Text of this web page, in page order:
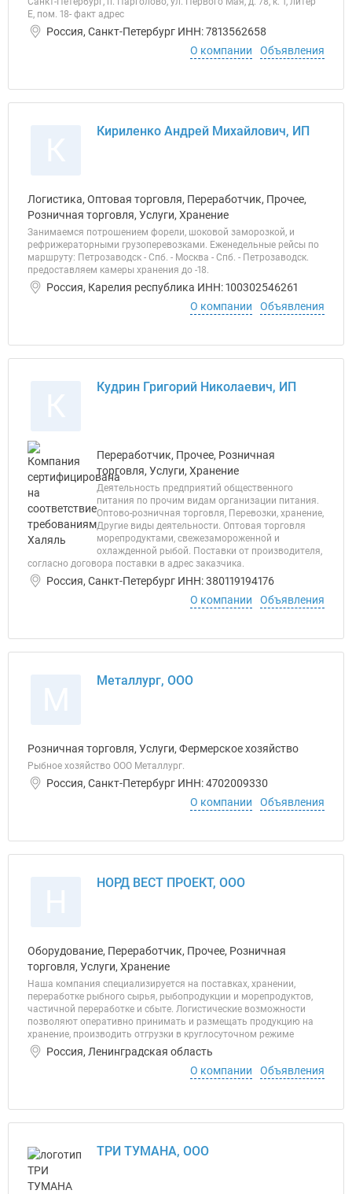
Е, пом. 18- факт адрес
Россия, Санкт-Петербург ИНН: 7813562658
О компании
Объявления
Кириленко Андрей Михайлович, ИП
Логистика, Оптовая торговля, Переработчик, Прочее,
Розничная торговля, Услуги, Хранение
Занимаемся потрошением форели, шоковой заморозкой, и
рефрижераторными грузоперевозками. Еженедельные рейсы по
маршруту: Петрозаводск - Спб. - Москва - Спб. - Петрозаводск.
предоставляем камеры хранения до -18.
Россия, Карелия республика ИНН: 100302546261
О компании
Объявления
Кудрин Григорий Николаевич, ИП
Переработчик, Прочее, Розничная
торговля, Услуги, Хранение
Деятельность предприятий общественного
питания по прочим видам организации питания.
Оптово-розничная торговля, Перевозки, хранение,
Другие виды деятельности. Оптовая торговля
морепродуктами, свежезамороженной и
охлажденной рыбой. Поставки от производителя,
согласно договора поставки в адрес заказчика.
Россия, Санкт-Петербург ИНН: 380119194176
О компании
Объявления
Металлург, ООО
Розничная торговля, Услуги, Фермерское хозяйство
Рыбное хозяйство ООО Металлург.
Россия, Санкт-Петербург ИНН: 4702009330
О компании
Объявления
НОРД ВЕСТ ПРОЕКТ, ООО
Оборудование, Переработчик, Прочее, Розничная
торговля, Услуги, Хранение
Наша компания специализируется на поставках, хранении,
переработке рыбного сырья, рыбопродукции и морепродуктов,
частичной переработке и сбыте. Логистические возможности
позволяют оперативно принимать и размещать продукцию на
хранение, производить отгрузки в круглосуточном режиме
Россия, Ленинградская область
О компании
Объявления
ТРИ ТУМАНА, ООО